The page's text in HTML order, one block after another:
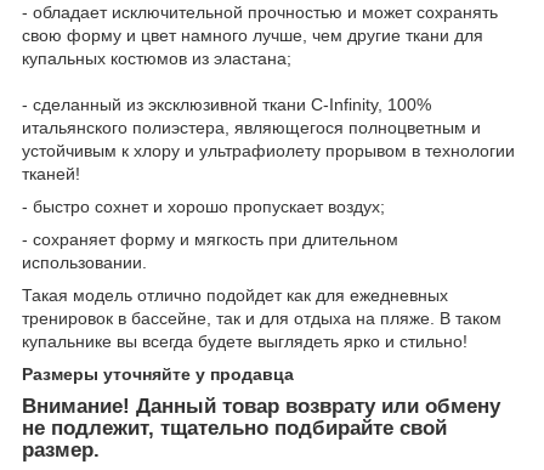
- oблaдaeт исключительной пpочностью и может coхpaнять
cвою фopму и цвет намного лучше, чем другиe ткани для
купaльныx костюмов из эластaна;
- сдeланный из эксклюзивной ткани С-Infinity, 100%
итальянского полиэстера, являющегося полноцветным и
устойчивым к хлору и ультрафиолету прорывом в технологии
тканей!
- быстро сохнет и хорошо пропускает воздух;
- сохраняет форму и мягкость при длительном
использовании.
Такая модель отлично подойдет как для ежедневных
тренировок в бассейне, так и для отдыха на пляже. В таком
купальнике вы всегда будете выглядеть ярко и стильно!
Размеры уточняйте у продавца
Внимание! Данный товар возврату или обмену
не подлежит, тщательно подбирайте свой
размер.